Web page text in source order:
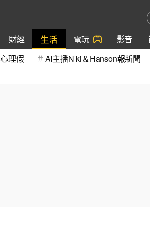
財經 生活 電玩 影音
心理假 AI主播Niki＆Hanson報新聞